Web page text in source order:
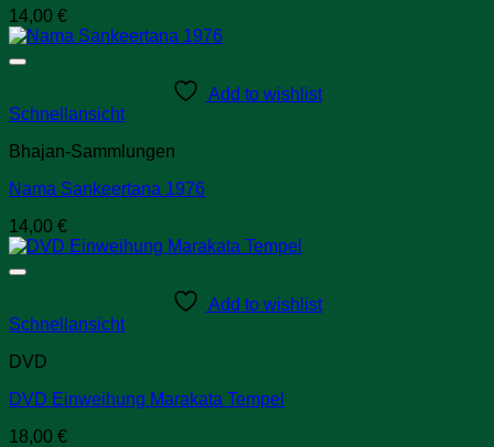
14,00 €
Add to wishlist
Schnellansicht
Bhajan-Sammlungen
Nama Sankeertana 1976
14,00 €
Add to wishlist
Schnellansicht
DVD
DVD Einweihung Marakata Tempel
18,00 €